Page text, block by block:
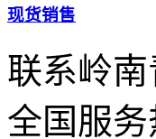
现货销售
联系岭南
全国服务